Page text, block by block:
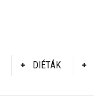
DIÉTÁK